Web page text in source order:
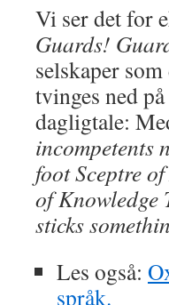
Vi ser det for
Guards!
selskaper
tvinges ned
dagligtale:
incompetents
foot Sceptre
of Knowledge
sticks
Les også:
språk.